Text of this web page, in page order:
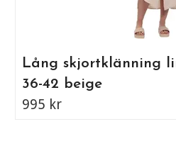
Lång skjortklänning
36-42 beige
995 kr